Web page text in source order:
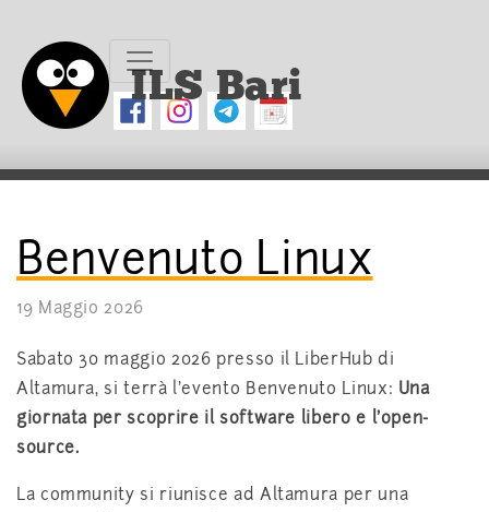
ILS Bari
Benvenuto Linux
19 Maggio 2026
Sabato 30 maggio 2026 presso il LiberHub di
Altamura, si terrà l’evento Benvenuto Linux: Una
giornata per scoprire il software libero e l’open-
source.
La community si riunisce ad Altamura per una